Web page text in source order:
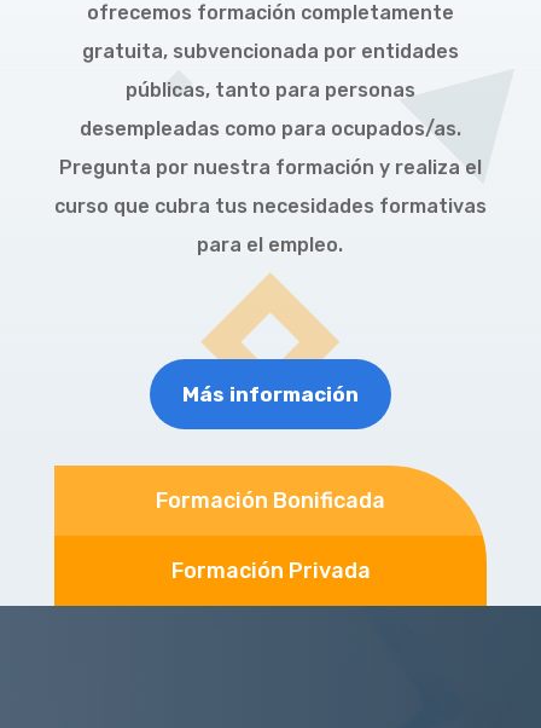
ofrecemos formación completamente
gratuita, subvencionada por entidades
públicas, tanto para personas
desempleadas como para ocupados/as.
Pregunta por nuestra formación y realiza el
curso que cubra tus necesidades formativas
para el empleo.
Más información
Formación Bonificada
Formación Privada